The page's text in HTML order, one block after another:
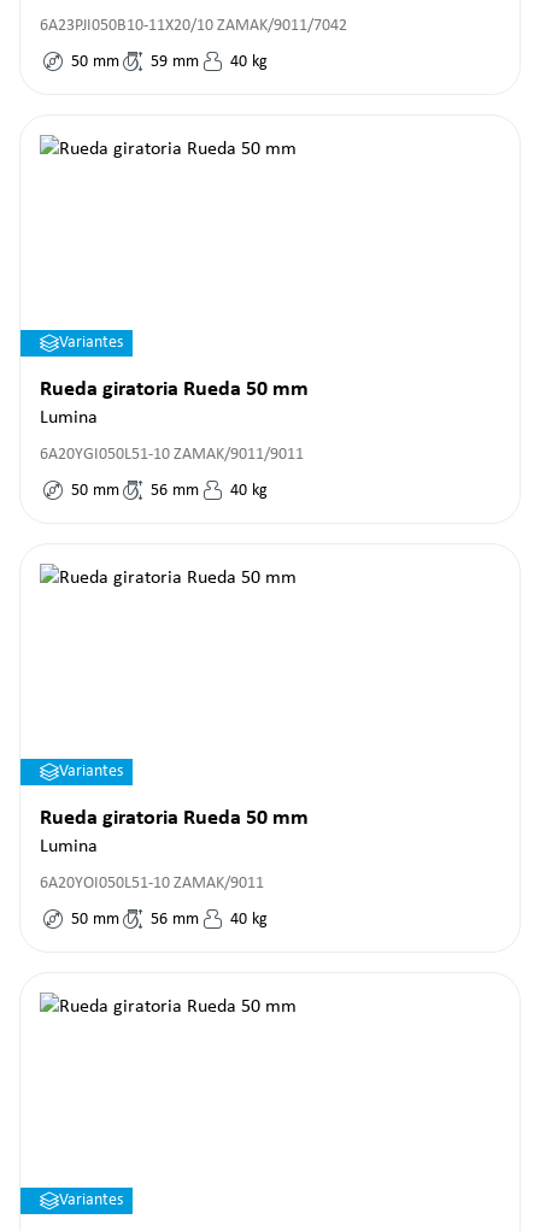
6A23PJI050B10-11X20/10 ZAMAK/9011/7042
50 mm 59 mm 40 kg
Variantes
Rueda giratoria Rueda 50 mm
Lumina
6A20YGI050L51-10 ZAMAK/9011/9011
50 mm 56 mm 40 kg
Variantes
Rueda giratoria Rueda 50 mm
Lumina
6A20YOI050L51-10 ZAMAK/9011
50 mm 56 mm 40 kg
Variantes